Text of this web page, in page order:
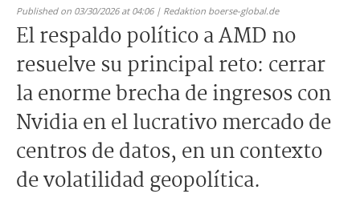
Published on 03/30/2026 at 04:06 | Redaktion boerse-global.de
El respaldo político a AMD no
resuelve su principal reto: cerrar
la enorme brecha de ingresos con
Nvidia en el lucrativo mercado de
centros de datos, en un contexto
de volatilidad geopolítica.